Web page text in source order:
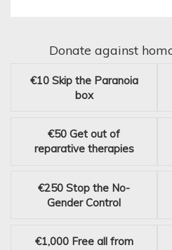
Donate against
€10 Skip the Paranoia
box
€50 Get out of
reparative therapies
€250 Stop the No-
Gender Control
€1,000 Free all from